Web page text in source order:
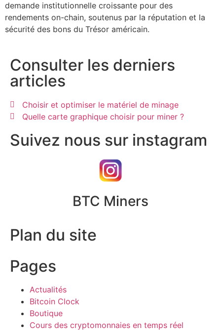
demande institutionnelle croissante pour des
rendements on-chain, soutenus par la réputation et la
sécurité des bons du Trésor américain.
Consulter les derniers
articles
Choisir et optimiser le matériel de minage
Quelle carte graphique choisir pour miner ?
Suivez nous sur instagram
BTC Miners
Plan du site
Pages
Actualités
Bitcoin Clock
Boutique
Cours des cryptomonnaies en temps réel